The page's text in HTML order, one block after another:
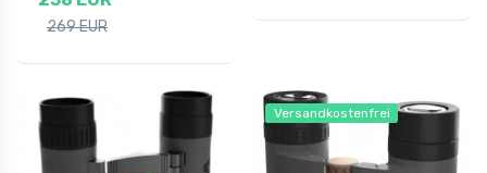
269 EUR
Versandkostenfrei